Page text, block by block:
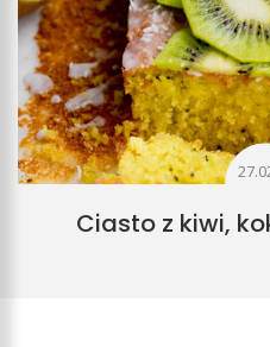
Ciasto z kiwi,